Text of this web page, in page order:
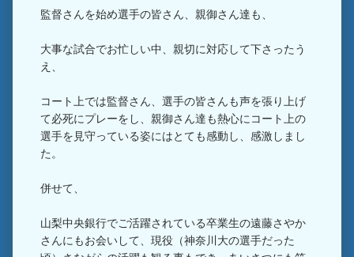
監督さんを始め選手の皆さん、親御さん達も、
大事な試合でお忙しい中、親切に対応して下さったう
え、
コート上では監督さん、選手の皆さんも声を張り上げ
て必死にプレーをし、親御さん達も熱心にコート上の
選手を見守っている姿にはとても感動し、感激しまし
た。
併せて、
山梨中央銀行でご活躍されている卒業生の遠藤さやか
さんにもお会いして、現役（神奈川大の選手だった